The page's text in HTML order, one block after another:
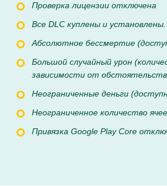
Проверка лицензии отключена
Все DLC куплены и установлены.
Абсолютное бессмертие
Большой случайный урон
зависимости от
Неограниченные деньги
Неограниченное количество
Привязка Google Play Core